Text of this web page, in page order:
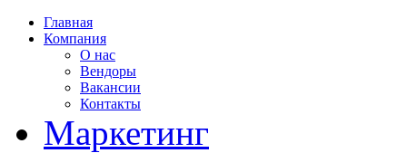
Главная
Компания
О нас
Вендоры
Вакансии
Контакты
Маркетинг